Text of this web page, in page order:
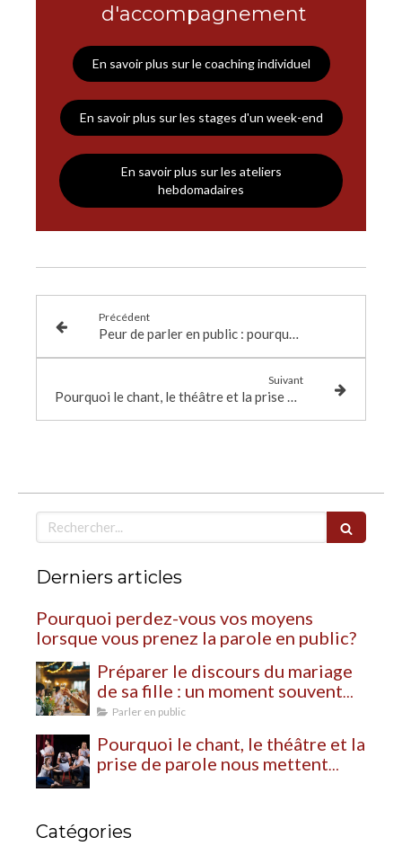
d'accompagnement
En savoir plus sur le coaching individuel
En savoir plus sur les stages d'un week-end
En savoir plus sur les ateliers
hebdomadaires
Précédent
Peur de parler en public : pourquoi vous n’êtes pas seul (et comment dépasser ce blocage)
Suivant
Pourquoi le chant, le théâtre et la prise de parole nous mettent autant à nu?
Rechercher
Derniers articles
Pourquoi perdez-vous vos moyens
lorsque vous prenez la parole en public?
Préparer le discours du mariage
de sa fille : un moment souvent
plus bouleversant qu’on ne
Parler en public
Pourquoi le chant, le théâtre et la
prise de parole nous mettent
Catégories